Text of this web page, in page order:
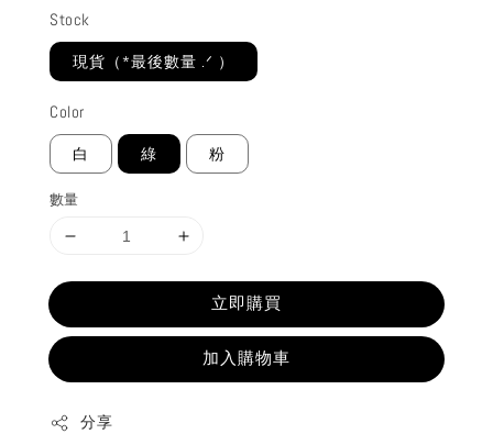
Stock
現貨（*最後數量 .ᐟ‪‪‪ ）
Color
白 綠 粉
數量
立即購買
加入購物車
分享